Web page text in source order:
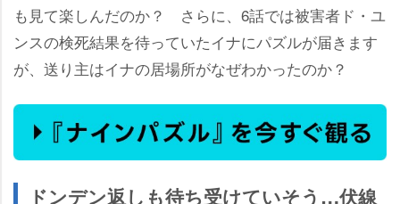
も見て楽しんだのか？ さらに、6話では被害者ド・ユ
ンスの検死結果を待っていたイナにパズルが届きます
が、送り主はイナの居場所がなぜわかったのか？
ドンデン返しも待ち受けていそう…伏線